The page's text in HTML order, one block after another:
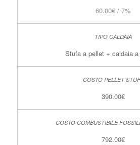
60.00€ / 7%
Stufa a pellet + caldaia
390.00€
792.00€